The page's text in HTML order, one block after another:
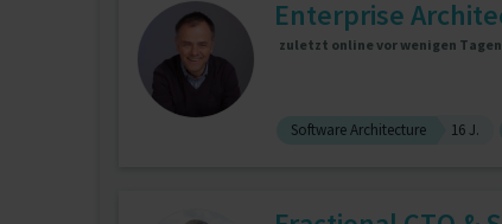
Enterprise
zuletzt online vor wenigen Tagen
Software Architecture 16 J.